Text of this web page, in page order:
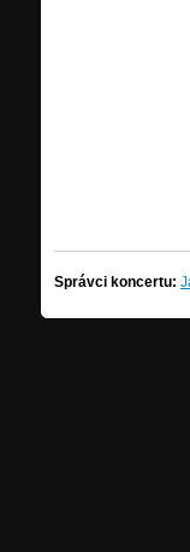
Správci koncertu: